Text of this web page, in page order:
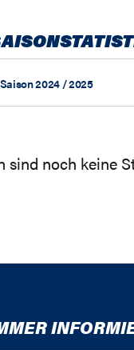
Saison 2024 / 2025
sind noch keine